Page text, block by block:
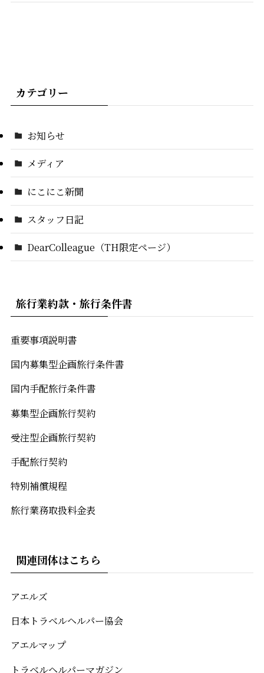
カテゴリー
お知らせ
メディア
にこにこ新聞
スタッフ日記
DearColleague（TH限定ページ）
旅行業約款・旅行条件書
重要事項説明書
国内募集型企画旅行条件書
国内手配旅行条件書
募集型企画旅行契約
受注型企画旅行契約
手配旅行契約
特別補償規程
旅行業務取扱料金表
関連団体はこちら
アエルズ
日本トラベルヘルパー協会
アエルマップ
トラベルヘルパーマガジン